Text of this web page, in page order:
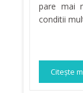
pare mai
conditii
Citeşte